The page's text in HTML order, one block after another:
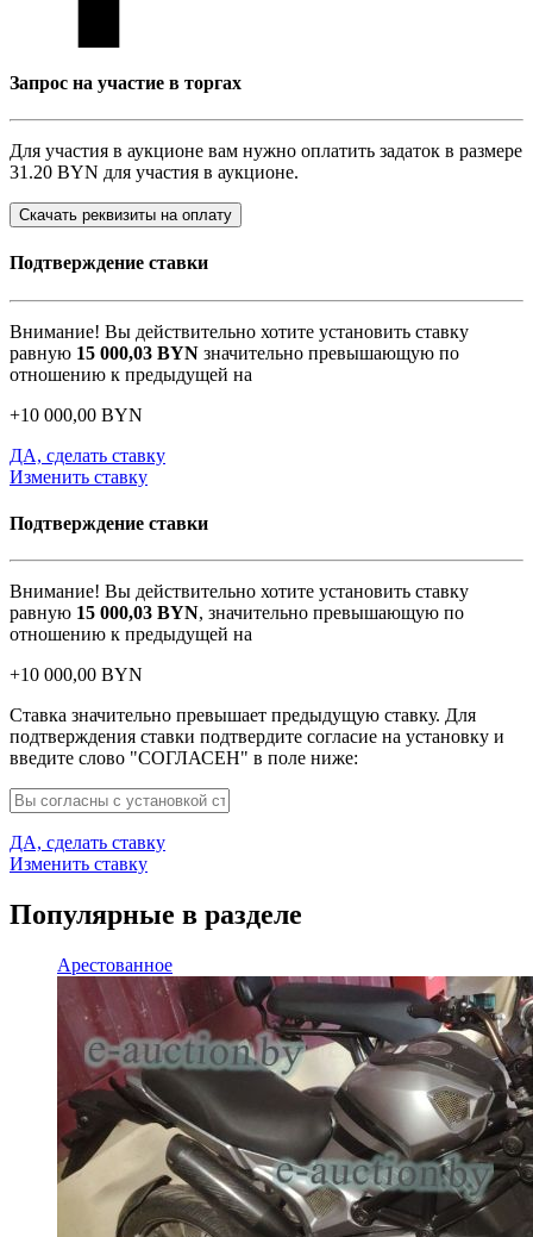
Запрос на участие в торгах
Для участия в аукционе вам нужно оплатить задаток в размере
31.20 BYN для участия в аукционе.
Скачать реквизиты на оплату
Подтверждение ставки
Внимание! Вы действительно хотите установить ставку
равную 15 000,03 BYN значительно превышающую по
отношению к предыдущей на
+10 000,00 BYN
ДА, сделать ставку
Изменить ставку
Подтверждение ставки
Внимание! Вы действительно хотите установить ставку
равную 15 000,03 BYN, значительно превышающую по
отношению к предыдущей на
+10 000,00 BYN
Ставка значительно превышает предыдущую ставку. Для
подтверждения ставки подтвердите согласие на установку и
введите слово "СОГЛАСЕН" в поле ниже:
ДА, сделать ставку
Изменить ставку
Популярные в разделе
Арестованное